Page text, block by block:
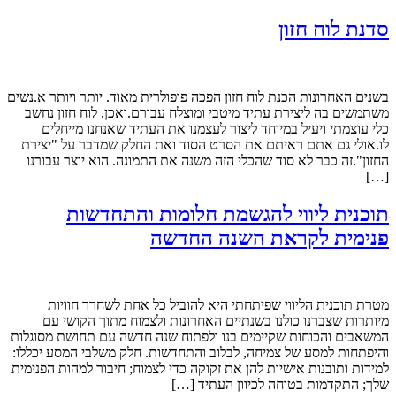
סדנת לוח חזון
בשנים האחרונות הכנת לוח חזון הפכה פופולרית מאוד. יותר ויותר א.נשים
משתמשים בה ליצירת עתיד מיטבי ומוצלח עבורם.ואכן, לוח חזון נחשב
כלי עוצמתי ויעיל במיוחד ליצור לעצמנו את העתיד שאנחנו מייחלים
לו.אולי גם אתם ראיתם את הסרט הסוד ואת החלק שמדבר על "יצירת
החזון".זה כבר לא סוד שהכלי הזה משנה את התמונה. הוא יוצר עבורנו
[…]
תוכנית ליווי להגשמת חלומות והתחדשות
פנימית לקראת השנה החדשה
מטרת תוכנית הליווי שפיתחתי היא להוביל כל אחת לשחרר חוויות
מיותרות שצברנו כולנו בשנתיים האחרונות ולצמוח מתוך הקושי עם
המשאבים והכוחות שקיימים בנו ולפתוח שנה חדשה עם תחושת מסוגלות
והיפתחות למסע של צמיחה, לבלוב והתחדשות. חלק משלבי המסע יכללו:
למידות ותובנות אישיות להן את זקוקה כדי לצמוח; חיבור למהות הפנימית
שלך; התקדמות בטוחה לכיוון העתיד […]